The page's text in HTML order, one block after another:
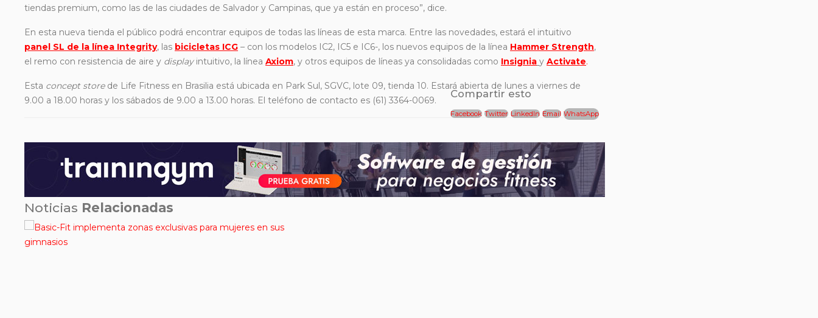
tiendas premium, como las de las ciudades de Salvador y Campinas, que ya están en proceso”, dice.
En esta nueva tienda el público podrá encontrar equipos de todas las líneas de esta marca. Entre las novedades, estará el intuitivo
panel SL de la línea Integrity, las bicicletas ICG – con los modelos IC2, IC5 e IC6-, los nuevos equipos de la línea Hammer Strength,
el remo con resistencia de aire y displayintuitivo, la línea Axiom, y otros equipos de líneas ya consolidadas como Insignia y Activate.
Esta concept storede Life Fitness en Brasilia está ubicada en Park Sul, SGVC, lote 09, tienda 10. Estará abierta de lunes a viernes de
9.00 a 18.00 horas y los sábados de 9.00 a 13.00 horas. El teléfono de contacto es (61) 3364-0069.
Compartir esto
Facebook Twitter LinkedIn Email WhatsApp
Noticias Relacionadas